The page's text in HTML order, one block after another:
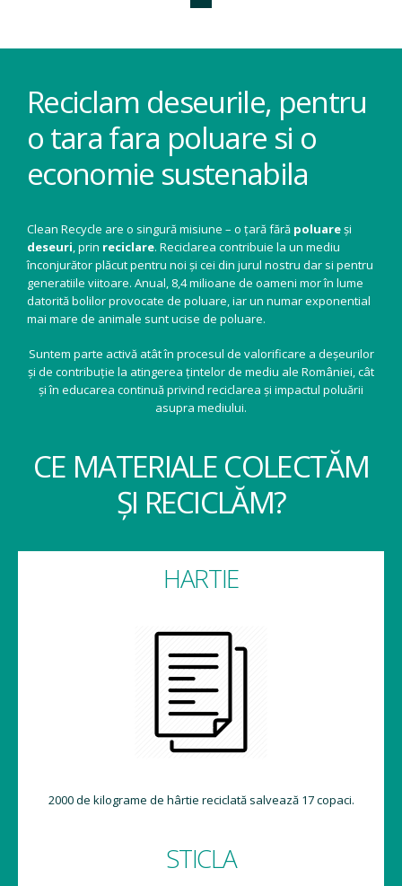
Reciclam deseurile, pentru
o tara fara poluare si o
economie sustenabila
Clean Recycle are o singură misiune – o țară fără poluareși
deseuri, prin reciclare. Reciclarea contribuie la un mediu
înconjurător plăcut pentru noi și cei din jurul nostru dar si pentru
generatiile viitoare. Anual, 8,4 milioane de oameni mor în lume
datorită bolilor provocate de poluare, iar un numar exponential
mai mare de animale sunt ucise de poluare.
Suntem parte activă atât în procesul de valorificare a deșeurilor
și de contribuție la atingerea țintelor de mediu ale României, cât
și în educarea continuă privind reciclarea și impactul poluării
asupra mediului.
CE MATERIALE COLECTĂM
ȘI RECICLĂM?
HARTIE
2000 de kilograme de hârtie reciclată salvează 17 copaci.
STICLA